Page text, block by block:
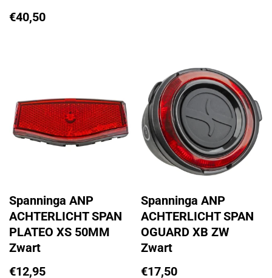
€40,50
Spanninga ANP
ACHTERLICHT SPAN
PLATEO XS 50MM
Zwart
€12,95
Spanninga ANP
ACHTERLICHT SPAN
OGUARD XB ZW
Zwart
€17,50